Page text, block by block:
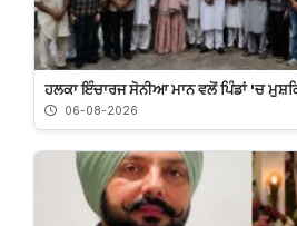
ਹਲਕਾ ਇੰਚਾਰਜ ਸੋਨੀਆ ਮਾਨ ਵਲੋਂ ਪਿੰਡਾਂ 'ਚ
06-08-2026